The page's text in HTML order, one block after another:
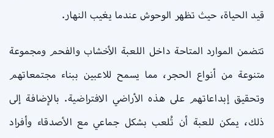
قيد الحياة، حيث تظهر الوحوش عندما يغيب النهار.
تتضمن الموارد المتاحة داخل اللعبة الأخشاب والفحم ومجموعة
متنوعة من أنواع الحجر، مما يسمح للاعبين ببناء مجتمعاتهم
وتحقيق إبداعاتهم على هذه الأراضي الافتراضية. بالإضافة إلى
ذلك، يمكن للعبة أن تُلعب بشكل جماعي مع الأصدقاء وأفراد